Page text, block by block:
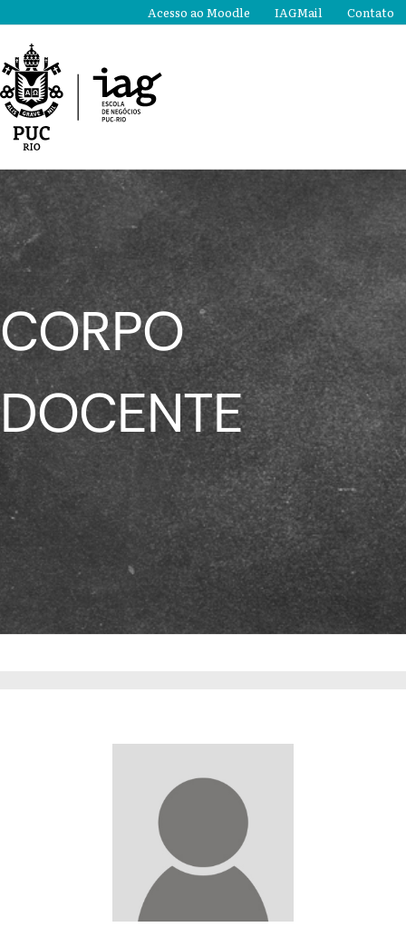
o
conteúdo
Acesso ao Moodle IAGMail Contato
CORPO
DOCENTE